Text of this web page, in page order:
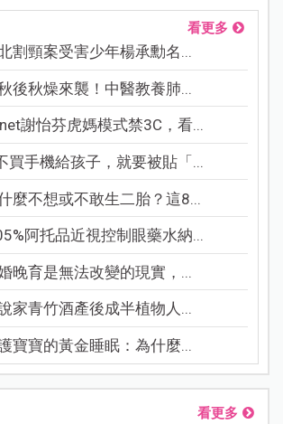
看更多
割頸案受害少年楊承勳名...
後秋燥來襲！中醫教養肺...
謝怡芬虎媽模式禁3C，看...
買手機給孩子，就要被貼「...
麼不想或不敢生二胎？這8...
阿托品近視控制眼藥水納...
晚育是無法改變的現實，...
家青竹酒產後成半植物人...
寶寶的黃金睡眠：為什麼...
看更多